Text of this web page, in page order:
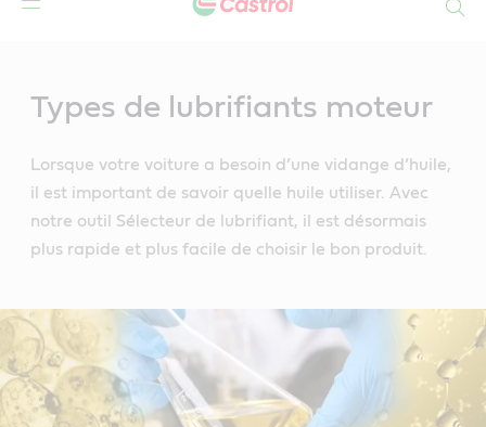
Types de lubrifiants moteur
Lorsque votre voiture a besoin d’une vidange d’huile,
il est important de savoir quelle huile utiliser. Avec
notre outil Sélecteur de lubrifiant, il est désormais
plus rapide et plus facile de choisir le bon produit.